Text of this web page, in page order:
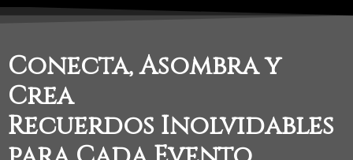
Conecta, Asombra y
Crea
Recuerdos Inolvidables